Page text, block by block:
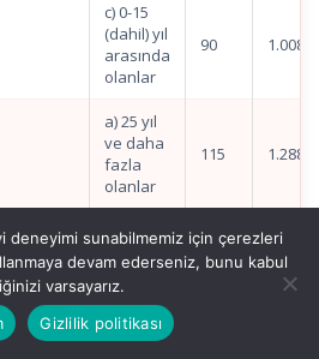
c) 0-15
(dahil) yıl
arasında
olanlar
90
a) 25 yıl
ve daha
fazla
olanlar
115
b) 16-24
(dahil) yıl
arasında
olanlar
110
c) 0-15
deneyimi sunabilmemiz için çerezleri
devam ederseniz, bunu kabul
varsayarız.
Gizlilik politikası